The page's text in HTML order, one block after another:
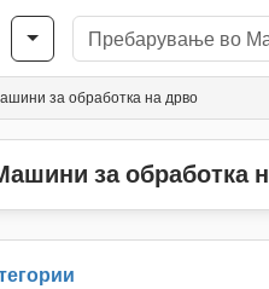
за обработка на дрво
за обработка